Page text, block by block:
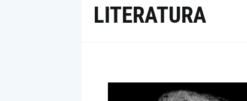
LITERATURA